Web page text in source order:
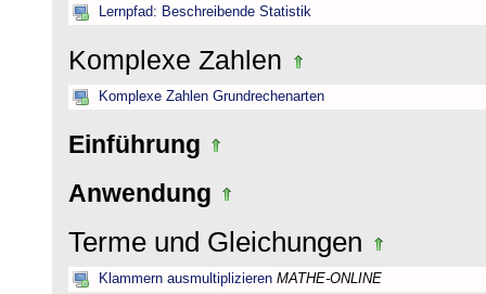
Lernpfad: Beschreibende Statistik
Komplexe Zahlen
Komplexe Zahlen Grundrechenarten
Einführung
Anwendung
Terme und Gleichungen
Klammern ausmultiplizieren MATHE-ONLINE